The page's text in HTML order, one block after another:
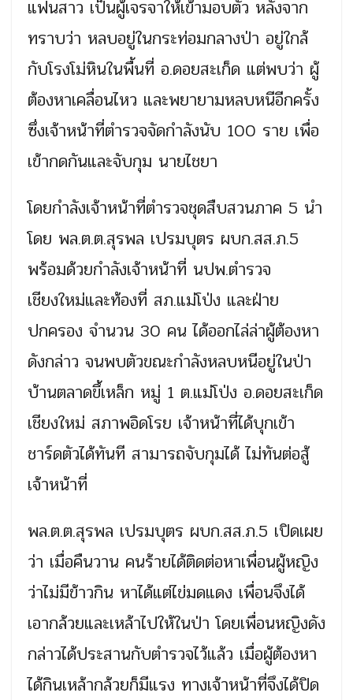
แฟนสาว เป็นผู้เจรจาให้เข้ามอบตัว หลังจาก
ทราบว่า หลบอยู่ในกระท่อมกลางป่า อยู่ใกล้
กับโรงโม่หินในพื้นที่ อ.ดอยสะเก็ด แต่พบว่า ผู้
ต้องหาเคลื่อนไหว และพยายามหลบหนีอีกครั้ง
ซึ่งเจ้าหน้าที่ตำรวจจัดกำลังนับ 100 ราย เพื่อ
เข้ากดกันและจับกุม นายไชยา
โดยกำลังเจ้าหน้าที่ตำรวจชุดสืบสวนภาค 5 นำ
โดย พล.ต.ต.สุรพล เปรมบุตร ผบก.สส.ภ.5
พร้อมด้วยกำลังเจ้าหน้าที่ นปพ.ตำรวจ
เชียงใหม่และท้องที่ สภ.แม่โป่ง และฝ่าย
ปกครอง จำนวน 30 คน ได้ออกไล่ล่าผู้ต้องหา
ดังกล่าว จนพบตัวขณะกำลังหลบหนีอยู่ในป่า
บ้านตลาดขึ้เหล็ก หมู่ 1 ต.แม่โป่ง อ.ดอยสะเก็ด
เชียงใหม่ สภาพอิดโรย เจ้าหน้าที่ได้บุกเข้า
ชาร์ดตัวได้ทันที สามารถจับกุมได้ ไม่ทันต่อสู้
เจ้าหน้าที่
พล.ต.ต.สุรพล เปรมบุตร ผบก.สส.ภ.5 เปิดเผย
ว่า เมื่อคืนวาน คนร้ายได้ติดต่อหาเพื่อนผู้หญิง
ว่าไม่มีข้าวกิน หาได้แต่ไข่มดแดง เพื่อนจึงได้
เอากล้วยและเหล้าไปให้ในป่า โดยเพื่อนหญิงดัง
กล่าวได้ประสานกับตำรวจไว้แล้ว เมื่อผู้ต้องหา
ได้กินเหล้ากล้วยก็มีแรง ทางเจ้าหน้าที่จึงได้ปิด